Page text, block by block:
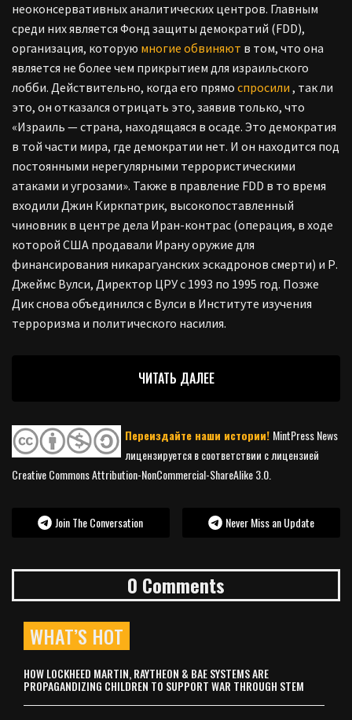
неоконсервативных аналитических центров. Главным
среди них является Фонд защиты демократий (FDD),
организация, которую многие обвиняют в том, что она
является не более чем прикрытием для израильского
лобби. Действительно, когда его прямо спросили , так ли
это, он отказался отрицать это, заявив только, что
«Израиль — страна, находящаяся в осаде. Это демократия
в той части мира, где демократии нет. И он находится под
постоянными нерегулярными террористическими
атаками и угрозами». Также в правление FDD в то время
входили Джин Киркпатрик, высокопоставленный
чиновник в центре дела Иран-контрас (операция, в ходе
которой США продавали Ирану оружие для
финансирования никарагуанских эскадронов смерти) и Р.
Джеймс Вулси, Директор ЦРУ с 1993 по 1995 год. Позже
Дик снова объединился с Вулси в Институте изучения
терроризма и политического насилия.
ЧИТАТЬ ДАЛЕЕ
Переиздайте наши истории! MintPress News
лицензируется в соответствии с лицензией
Creative Commons Attribution-NonCommercial-ShareAlike 3.0.
Join The Conversation Never Miss an Update
0 Comments
WHAT’S HOT
HOW LOCKHEED MARTIN, RAYTHEON & BAE SYSTEMS ARE
PROPAGANDIZING CHILDREN TO SUPPORT WAR THROUGH STEM